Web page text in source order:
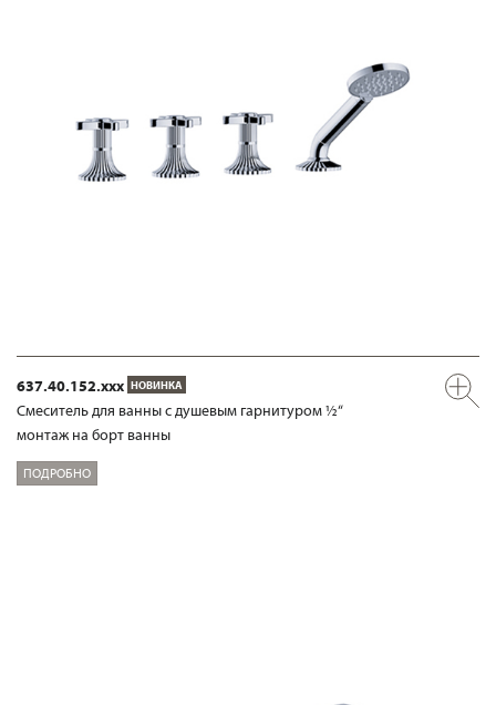
637.40.152.xxx НОВИНКА
Смеситель для ванны с душевым гарнитуром ½“
монтаж на борт ванны
ПОДРОБНО